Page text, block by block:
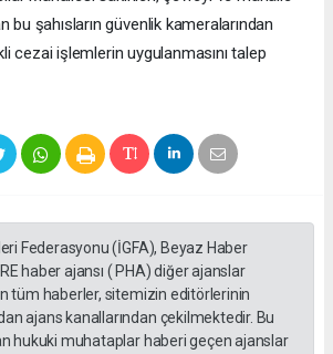
bu şahısların güvenlik kameralarından
cezai işlemlerin uygulanmasını talep
Federasyonu (İGFA), Beyaz Haber
haber ajansı ( PHA) diğer ajanslar
tüm haberler, sitemizin editörlerinin
ajans kanallarından çekilmektedir. Bu
hukuki muhataplar haberi geçen ajanslar